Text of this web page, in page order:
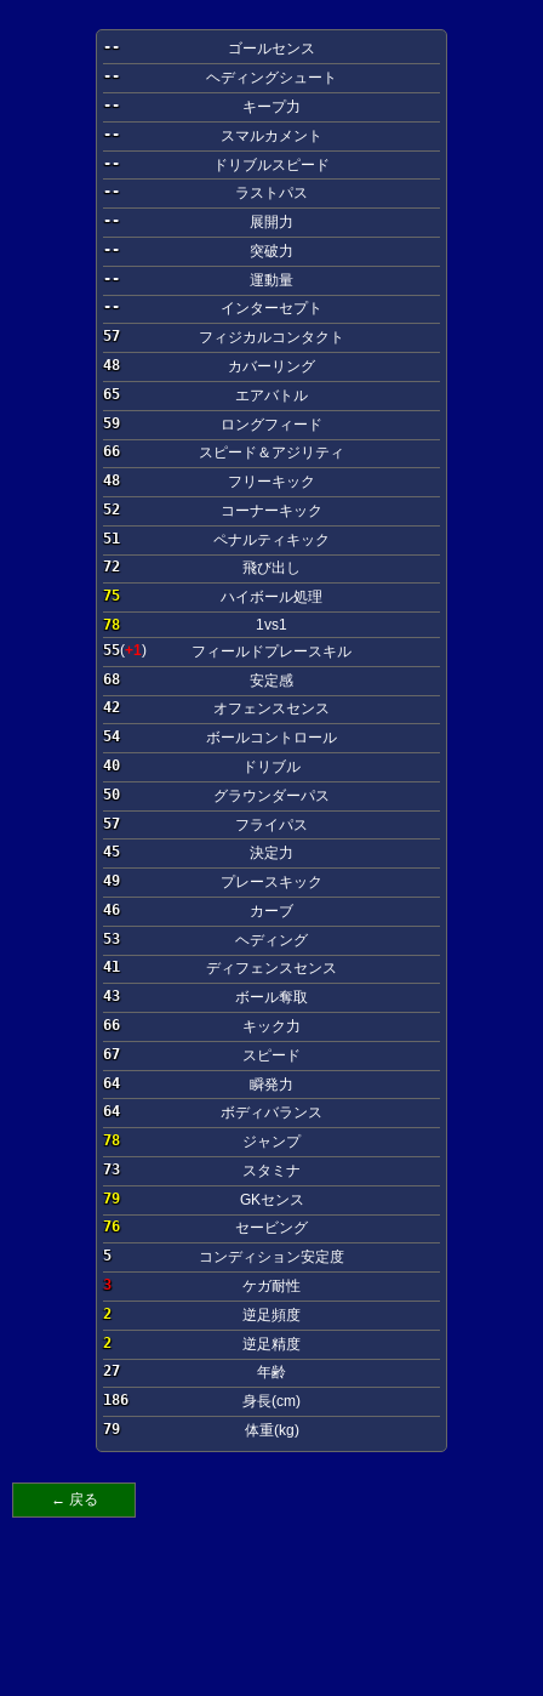
--
ゴールセンス
--
ヘディングシュート
--
キープ力
--
スマルカメント
--
ドリブルスピード
--
ラストパス
--
展開力
--
突破力
--
運動量
--
インターセプト
57
フィジカルコンタクト
48
カバーリング
65
エアバトル
59
ロングフィード
66
スピード＆アジリティ
48
フリーキック
52
コーナーキック
51
ペナルティキック
72
飛び出し
75
ハイボール処理
78
1vs1
55(+1)
フィールドプレースキル
68
安定感
42
オフェンスセンス
54
ボールコントロール
40
ドリブル
50
グラウンダーパス
57
フライパス
45
決定力
49
プレースキック
46
カーブ
53
ヘディング
41
ディフェンスセンス
43
ボール奪取
66
キック力
67
スピード
64
瞬発力
64
ボディバランス
78
ジャンプ
73
スタミナ
79
GKセンス
76
セービング
5
コンディション安定度
3
ケガ耐性
2
逆足頻度
2
逆足精度
27
年齢
186
身長(cm)
79
体重(kg)
← 戻る